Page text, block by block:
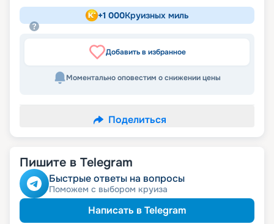
+1 000Круизных миль
Добавить в избранное
Моментально оповестим о снижении цены
Поделиться
Пишите в Telegram
Быстрые ответы на вопросы
Поможем с выбором круиза
Написать в Telegram